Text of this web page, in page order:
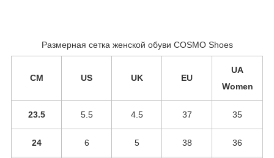
Размерная сетка женской обуви COSMO Shoes
CM US UK EU
UA
Women
23.5 5.5 4.5 37 35
24 6 5 38 36